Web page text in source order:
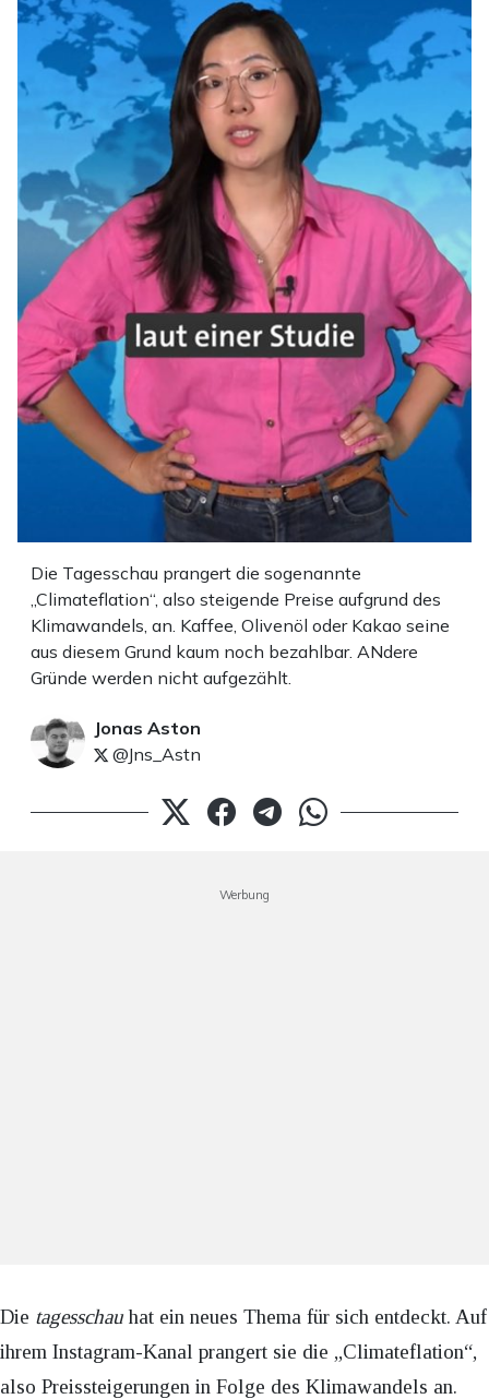
Die Tagesschau prangert die sogenannte
„Climateflation“, also steigende Preise aufgrund des
Klimawandels, an. Kaffee, Olivenöl oder Kakao seine
aus diesem Grund kaum noch bezahlbar. ANdere
Gründe werden nicht aufgezählt.
Jonas Aston
@Jns_Astn
Werbung
Die tagesschauhat ein neues Thema für sich entdeckt. Auf
ihrem Instagram-Kanal prangert sie die „Climateflation“,
also Preissteigerungen in Folge des Klimawandels an.